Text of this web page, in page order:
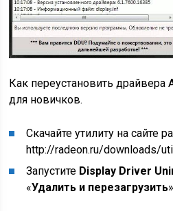
Как переустановить драйвера
для новичков.
Скачайте утилиту на сайте
http://radeon.ru/downloads/
Запустите Display Driver
«Удалить и перезагрузить